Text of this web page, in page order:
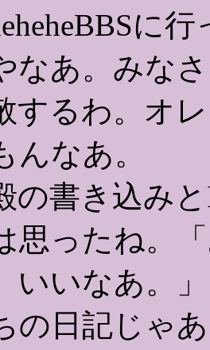
に
なあ。みな
するわ。オ
んなあ。
の書き込み
思ったね。
いいなあ。
の日記じゃ